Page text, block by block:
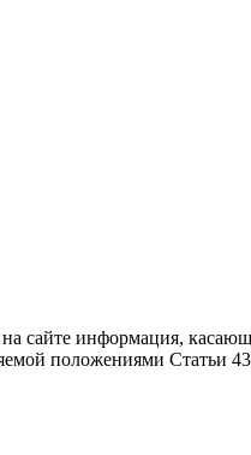
сайте информация,
положениями Статьи